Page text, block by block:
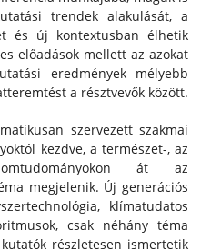
trendek alakulását, a
és új kontextusban élhetik
előadások mellett az azokat
eredmények mélyebb
a résztvevők között.
szervezett szakmai
kezdve, a termé­szet-, az
át az
megjelenik. Új generációs
klímatudatos
csak néhány téma
részletesen ismertetik